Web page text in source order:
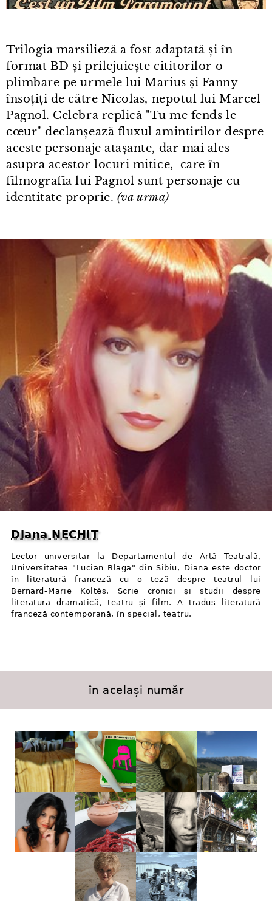
Trilogia marsilieză a fost adaptată și în
format BD și prilejuiește cititorilor o
plimbare pe urmele lui Marius și Fanny
însoțiți de către Nicolas, nepotul lui Marcel
Pagnol. Celebra replică "Tu me fends le
cœur" declanșează fluxul amintirilor despre
aceste personaje atașante, dar mai ales
asupra acestor locuri mitice, care în
filmografia lui Pagnol sunt personaje cu
identitate proprie. (va urma)
Diana NECHIT
Lector universitar la Departamentul de Artă Teatrală,
Universitatea "Lucian Blaga" din Sibiu, Diana este doctor
în literatură franceză cu o teză despre teatrul lui
Bernard⁠-⁠Marie Koltès. Scrie cronici și studii despre
literatura dramatică, teatru și film. A tradus literatură
franceză contemporană, în special, teatru.
în același număr